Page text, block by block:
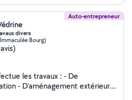
Auto-entrepreneur
divers
Bourg)
les travaux : - De
- D'aménagement extérieur -